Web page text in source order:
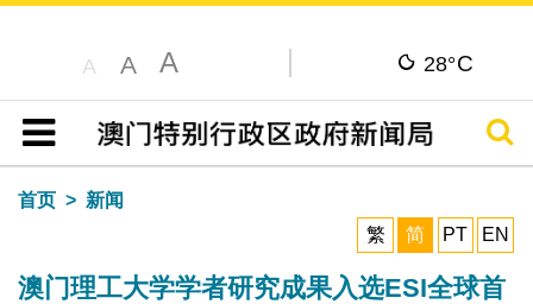
A A A 28°C
目录
搜寻
首页
新闻
繁
简 PT EN
澳门理工大学学者研究成果入选ESI全球首